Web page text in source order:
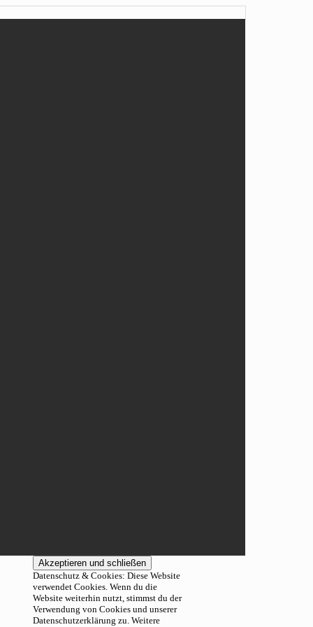
Datenschutz & Cookies: Diese Website
verwendet Cookies. Wenn du die
Website weiterhin nutzt, stimmst du der
Verwendung von Cookies und unserer
Datenschutzerklärung zu. Weitere